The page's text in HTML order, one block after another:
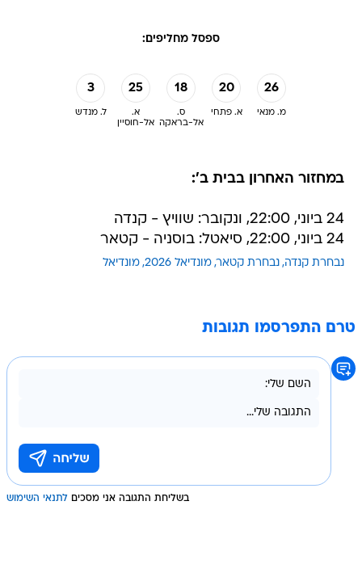
ספסל מחליפים:
3
ל. מנדש
25
א.
אל-חוסיין
18
ס.
אל-בראקה
20
א. פתחי
26
מ. מנאי
במחזור האחרון בבית ב':
24 ביוני, 22:00, ונקובר: שוויץ - קנדה
24 ביוני, 22:00, סיאטל: בוסניה - קטאר
נבחרת קנדה נבחרת קטאר מונדיאל 2026 מונדיאל
טרם התפרסמו תגובות
בשליחת התגובה אני מסכים לתנאי השימוש